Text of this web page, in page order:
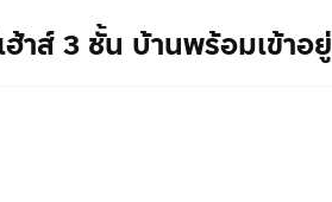
าส์ 3 ชั้น บ้านพร้อมเข้าอยู่